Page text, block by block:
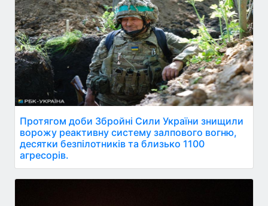
Протягом доби Збройні Сили України знищили
ворожу реактивну систему залпового вогню,
десятки безпілотників та близько 1100
агресорів.